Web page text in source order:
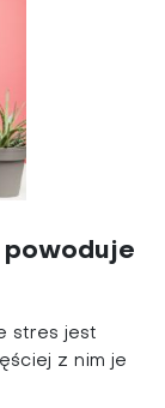
stres jest
z nim je